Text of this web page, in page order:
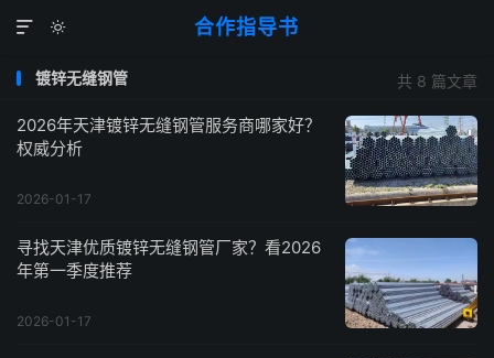
合作指导书


共 8 篇文章
镀锌无缝钢管
2026年天津镀锌无缝钢管服务商哪家好？
权威分析
2026-01-17
寻找天津优质镀锌无缝钢管厂家？看2026
年第一季度推荐
2026-01-17